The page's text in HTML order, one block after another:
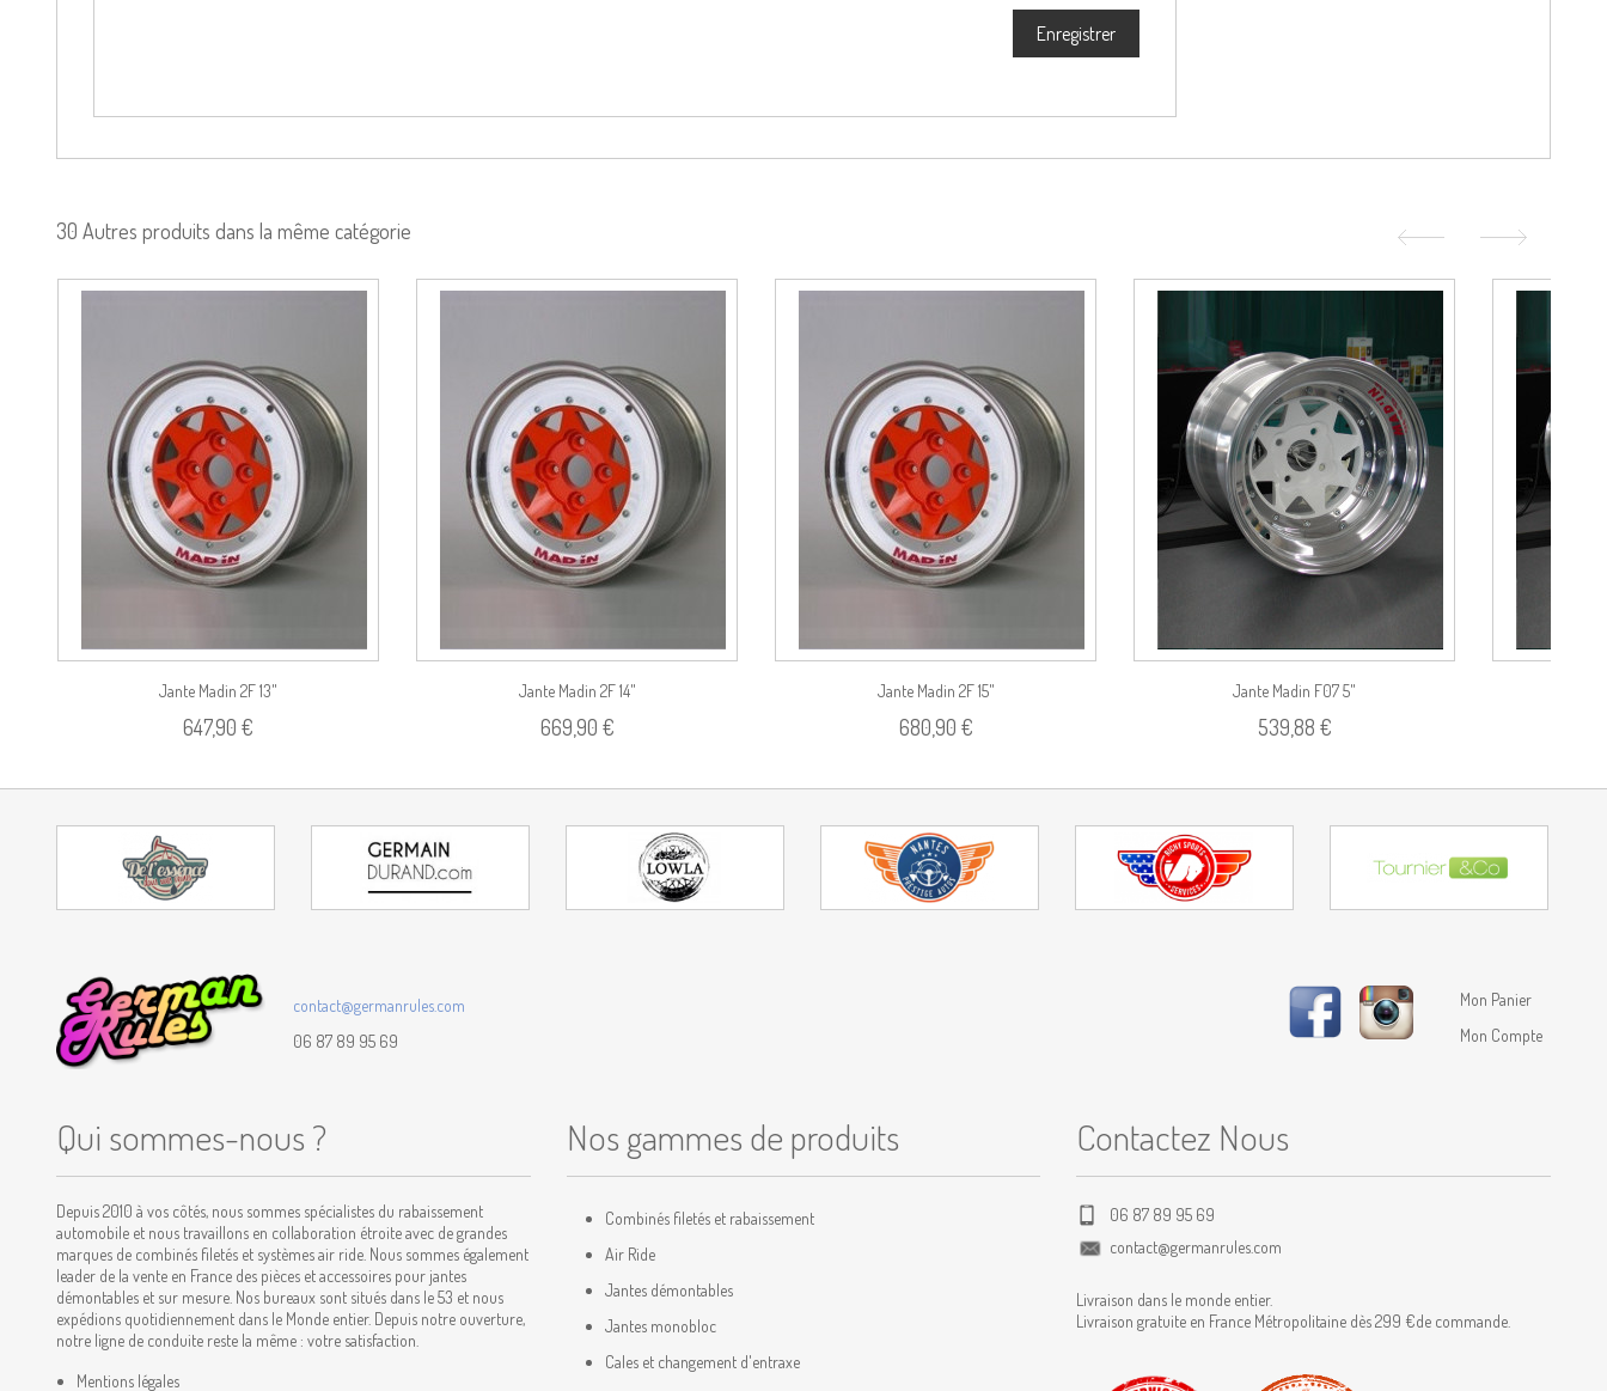
Enregistrer
30 Autres produits dans la même catégorie
Jante Madin 2F 13"
647,90 €
Jante Madin 2F 14"
669,90 €
Voir le produit
Jante Madin 2F 15"
680,90 €
Voir le produit
Jante Madin F07 5"
539,88 €
Voir le produit Voir le produit
contact@germanrules.com
06 87 89 95 69
Mon Panier
Mon Compte
Qui sommes-nous ?
Depuis 2010 à vos côtés, nous sommes spécialistes du rabaissement
automobile et nous travaillons en collaboration étroite avec de grandes
marques de combinés filetés et systèmes air ride. Nous sommes également
leader de la vente en France des pièces et accessoires pour jantes
démontables et sur mesure. Nos bureaux sont situés dans le 53 et nous
expédions quotidiennement dans le Monde entier. Depuis notre ouverture,
notre ligne de conduite reste la même : votre satisfaction.
Mentions légales
Nos gammes de produits
Combinés filetés et rabaissement
Air Ride
Jantes démontables
Jantes monobloc
Cales et changement d'entraxe
Contactez Nous
06 87 89 95 69
contact@germanrules.com
Livraison dans le monde entier.
Livraison gratuite en France Métropolitaine dès 299 €de commande.